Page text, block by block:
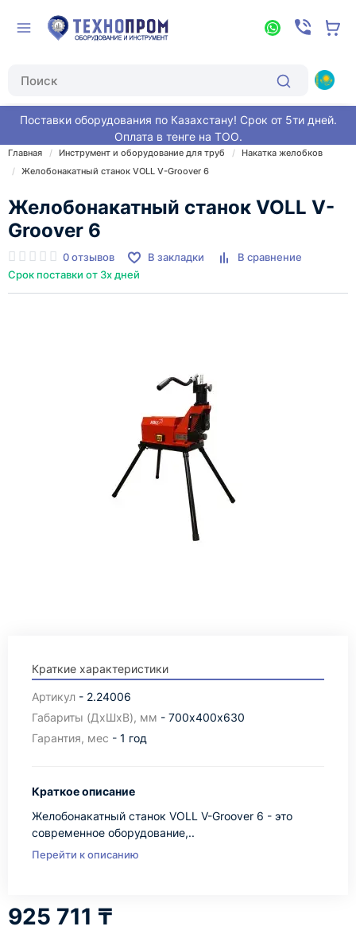
Поставки оборудования по Казахстану! Срок от 5ти дней.
Оплата в тенге на ТОО.
Главная Инструмент и оборудование для труб
Накатка желобков
Желобонакатный станок VOLL V-Groover 6
Желобонакатный станок VOLL V-
Groover 6
0 отзывов В закладки
В сравнение
Срок поставки от 3х дней
Краткие характеристики
Артикул - 2.24006
Габариты (ДхШхВ), мм - 700х400х630
Гарантия, мес - 1 год
Краткое описание
Желобонакатный станок VOLL V-Groover 6 - это
современное оборудование,..
Перейти к описанию
925 711 ₸